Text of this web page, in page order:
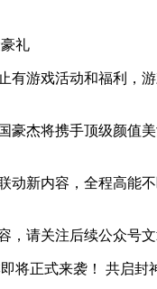
礼
有游戏活动和福利，
豪杰将携手顶级颜值
动新内容，全程高能
，请关注后续公众号
将正式来袭！ 共启封